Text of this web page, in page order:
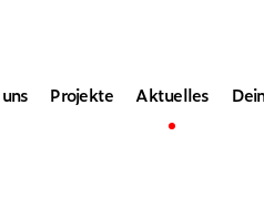
Projekte Aktuelles